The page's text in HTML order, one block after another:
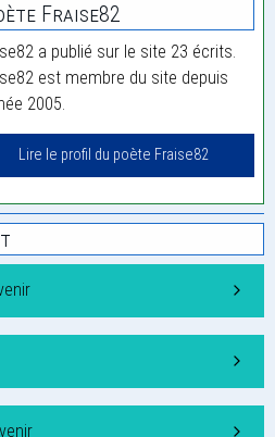
Fraise82
a publié sur le site 23 écrits.
est membre du site depuis
2005.
Lire le profil du poète Fraise82